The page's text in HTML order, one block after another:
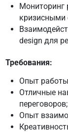
Мониторинг
кризисными
design для
Требования:
Опыт
Отличные
переговоров;
Опыт